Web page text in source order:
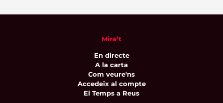
Mira’t
En directe
A la carta
Com veure'ns
Accedeix al compte
El Temps a Reus